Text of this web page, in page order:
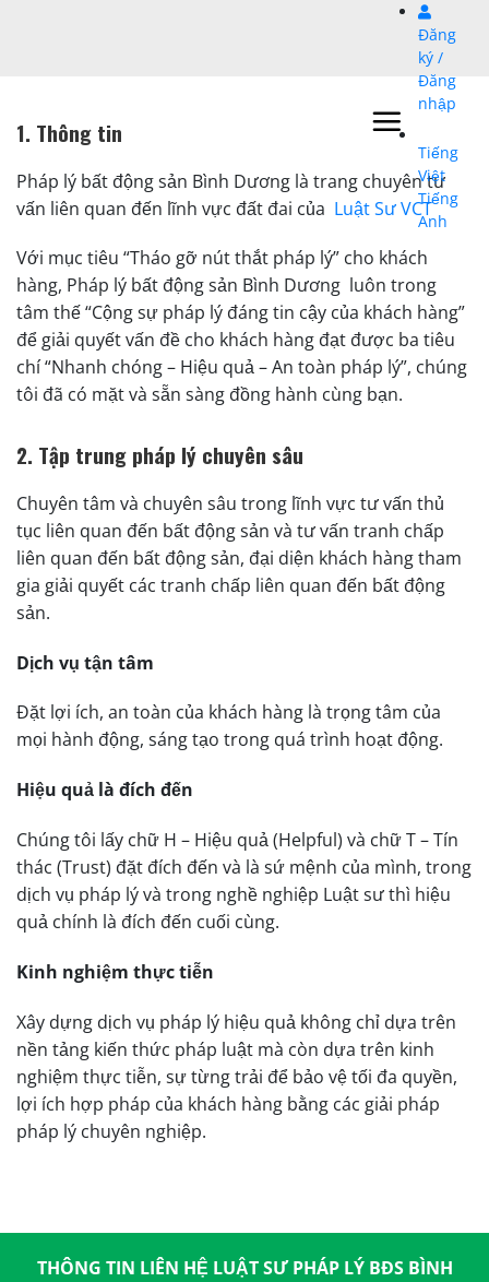
Đăng
ký /
Đăng
nhập
Tiếng
Việt
Tiếng
Anh
1. Thông tin
Pháp lý bất động sản Bình Dương là trang chuyên tư
vấn liên quan đến lĩnh vực đất đai của Luật Sư VCT
Với mục tiêu “Tháo gỡ nút thắt pháp lý” cho khách
hàng, Pháp lý bất động sản Bình Dương luôn trong
tâm thế “Cộng sự pháp lý đáng tin cậy của khách hàng”
để giải quyết vấn đề cho khách hàng đạt được ba tiêu
chí “Nhanh chóng – Hiệu quả – An toàn pháp lý”, chúng
tôi đã có mặt và sẵn sàng đồng hành cùng bạn.
2. Tập trung pháp lý chuyên sâu
Chuyên tâm và chuyên sâu trong lĩnh vực tư vấn thủ
tục liên quan đến bất động sản và tư vấn tranh chấp
liên quan đến bất động sản, đại diện khách hàng tham
gia giải quyết các tranh chấp liên quan đến bất động
sản.
Dịch vụ tận tâm
Đặt lợi ích, an toàn của khách hàng là trọng tâm của
mọi hành động, sáng tạo trong quá trình hoạt động.
Hiệu quả là đích đến
Chúng tôi lấy chữ H – Hiệu quả (Helpful) và chữ T – Tín
thác (Trust) đặt đích đến và là sứ mệnh của mình, trong
dịch vụ pháp lý và trong nghề nghiệp Luật sư thì hiệu
quả chính là đích đến cuối cùng.
Kinh nghiệm thực tiễn
Xây dựng dịch vụ pháp lý hiệu quả không chỉ dựa trên
nền tảng kiến thức pháp luật mà còn dựa trên kinh
nghiệm thực tiễn, sự từng trải để bảo vệ tối đa quyền,
lợi ích hợp pháp của khách hàng bằng các giải pháp
pháp lý chuyên nghiệp.
THÔNG TIN LIÊN HỆ LUẬT SƯ PHÁP LÝ BĐS BÌNH